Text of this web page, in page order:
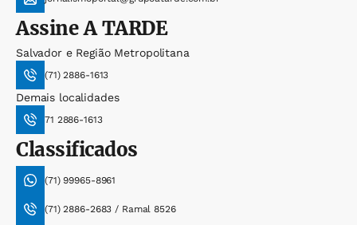
AssineA TARDE
Salvador e Região Metropolitana
(71) 2886-1613
Demais localidades
71 2886-1613
Classificados
(71) 99965-8961
(71) 2886-2683 / Ramal 8526